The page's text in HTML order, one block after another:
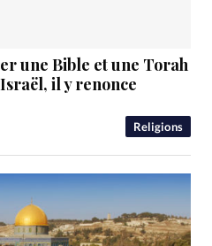
Religions
une Bible et une Torah
il y renonce